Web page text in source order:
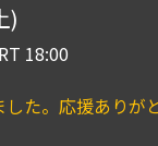
)
18:00
た。応援ありが